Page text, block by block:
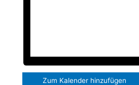
Zum Kalender hinzufügen